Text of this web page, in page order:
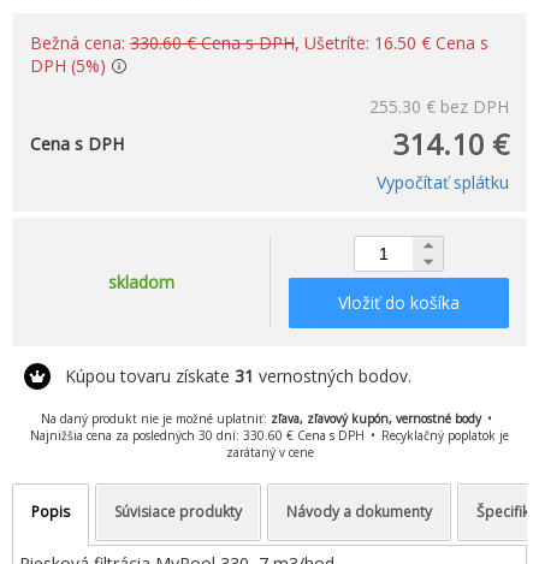
Bežná cena: 330.60 € Cena s DPH, Ušetríte: 16.50 € Cena s
DPH (5%)
255.30 € bez DPH
314.10 €
Cena s DPH
Vypočítať splátku
skladom
Vložiť do košíka
Kúpou tovaru získate 31 vernostných bodov.
Na daný produkt nie je možné uplatniť: zľava, zľavový kupón, vernostné body
Najnižšia cena za posledných 30 dní: 330.60 € Cena s DPH
Recyklačný poplatok je
zarátaný v cene
Popis Súvisiace produkty Návody a dokumenty